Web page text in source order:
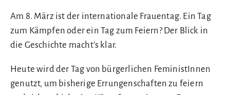
Am 8. März ist der internationale Frauentag. Ein Tag
zum Kämpfen oder ein Tag zum Feiern? Der Blick in
die Geschichte macht’s klar.
Heute wird der Tag von bürgerlichen FeministInnen
genutzt, um bisherige Errungenschaften zu feiern